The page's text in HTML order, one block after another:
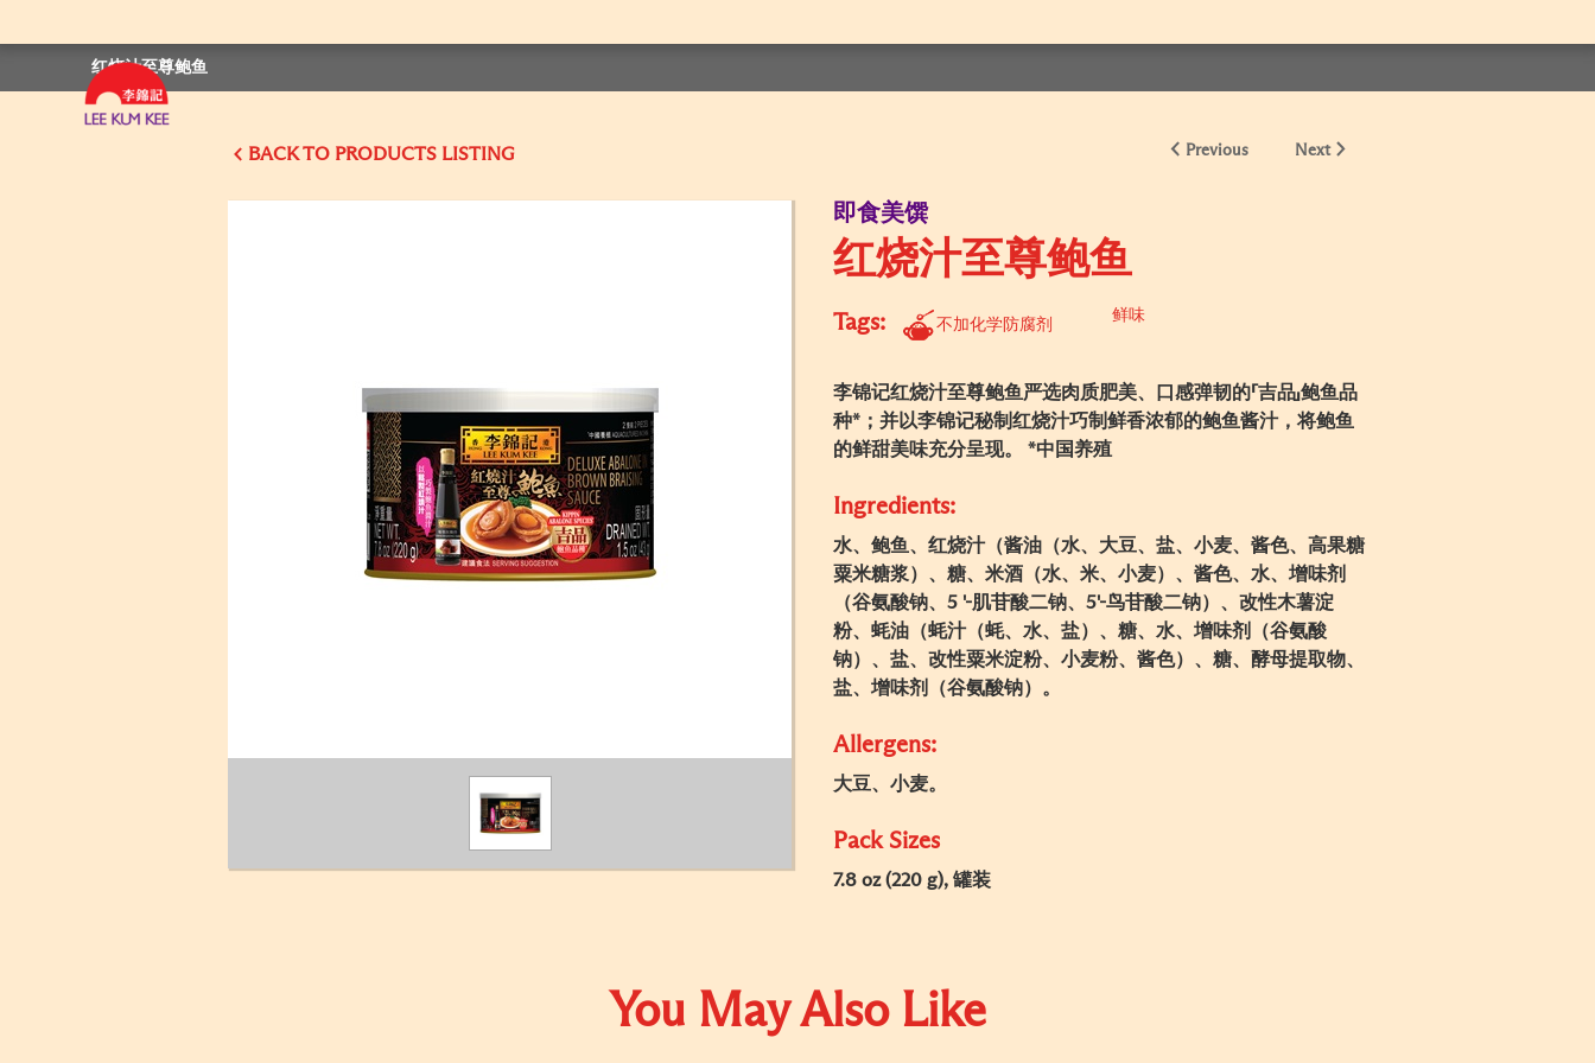
红烧汁至尊鲍鱼
BACK Previous Next
即食美馔
红烧汁至尊鲍鱼
Tags: 不加化学防腐剂
鲜味
李锦记红烧汁至尊鲍鱼严选肉质肥美、口感弹韧的「吉品」鲍鱼品
种*；并以李锦记秘制红烧汁巧制鲜香浓郁的鲍鱼酱汁，将鲍鱼
的鲜甜美味充分呈现。 *中国养殖
Ingredients:
水、鲍鱼、红烧汁（酱油（水、大豆、盐、小麦、酱色、高果糖
粟米糖浆）、糖、米酒（水、米、小麦）、酱色、水、增味剂
（谷氨酸钠、5 '-肌苷酸二钠、5'-鸟苷酸二钠）、改性木薯淀
粉、蚝油（蚝汁（蚝、水、盐）、糖、水、增味剂（谷氨酸
钠）、盐、改性粟米淀粉、小麦粉、酱色）、糖、酵母提取物、
盐、增味剂（谷氨酸钠）。
Allergens:
大豆、小麦。
Pack Sizes
7.8 oz (220 g), 罐装
You May Also Like